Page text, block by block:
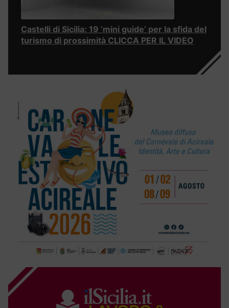
Castelli di Sicilia: 19 ‘mini guide’ per la sfida del
turismo di prossimità CLICCA PER IL VIDEO